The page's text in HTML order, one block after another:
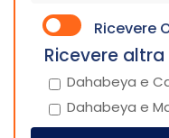
Ricevere
Ricevere
Dahabeya e
Dahabeya e